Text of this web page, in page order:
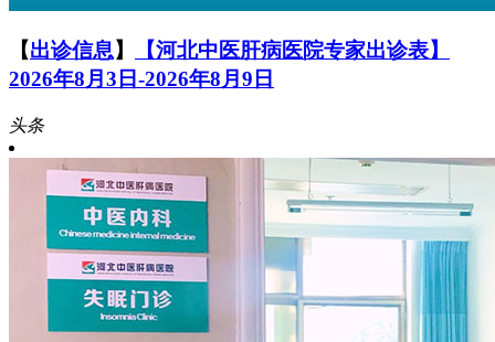
【出诊信息】
【河北中医肝病医院专家出诊表】
2026年8月3日-2026年8月9日
头条